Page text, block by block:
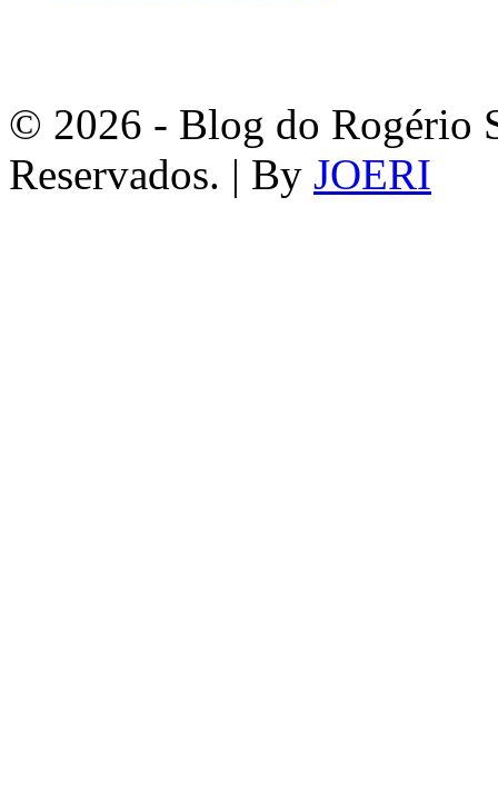
© 2026 - Blog do Rogério
Reservados. | By JOERI